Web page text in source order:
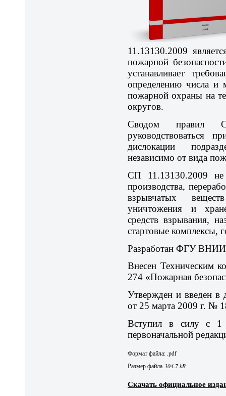
11.13130.2009
пожарной
устанавливает
определению числа и
пожарной охраны на
округов.
Сводом правил
руководствоваться
дислокации
независимо от вида
СП 11.13130.2009 не
производства,
взрывчатых
уничтожения и
средств взрывания,
стартовые комплексы,
Разработан ФГУ
Внесен Техническим
274 «Пожарная
Утвержден и введен в
от 25 марта 2009 г. №
Вступил в силу с 1
первоначальной
Формат файла: .pdf
Размер файла 304.7 kB
Скачать официальное